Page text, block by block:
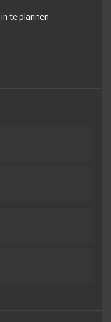
in te plannen.